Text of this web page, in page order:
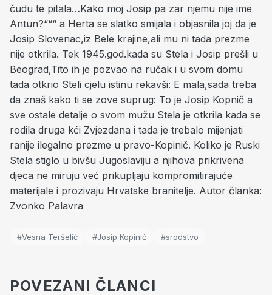
čudu te pitala…Kako moj Josip pa zar njemu nije ime
Antun?“““ a Herta se slatko smijala i objasnila joj da je
Josip Slovenac,iz Bele krajine,ali mu ni tada prezme
nije otkrila. Tek 1945.god.kada su Stela i Josip prešli u
Beograd,Tito ih je pozvao na ručak i u svom domu
tada otkrio Steli cjelu istinu rekavši: E mala,sada treba
da znaš kako ti se zove suprug: To je Josip Kopnič a
sve ostale detalje o svom mužu Stela je otkrila kada se
rodila druga kći Zvjezdana i tada je trebalo mijenjati
ranije ilegalno prezme u pravo-Kopinič. Koliko je Ruski
Stela stiglo u bivšu Jugoslaviju a njihova prikrivena
djeca ne miruju već prikupljaju kompromitirajuće
materijale i prozivaju Hrvatske branitelje. Autor članka:
Zvonko Palavra
#Vesna Teršelić #Josip Kopinič #srodstvo
POVEZANI ČLANCI